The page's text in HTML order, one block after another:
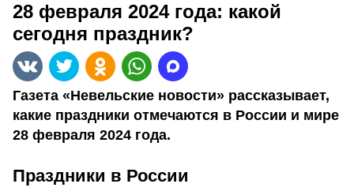
28 февраля 2024 года: какой
сегодня праздник?
Газета «Невельские новости» рассказывает,
какие праздники отмечаются в России и мире
28 февраля 2024 года.
Праздники в России